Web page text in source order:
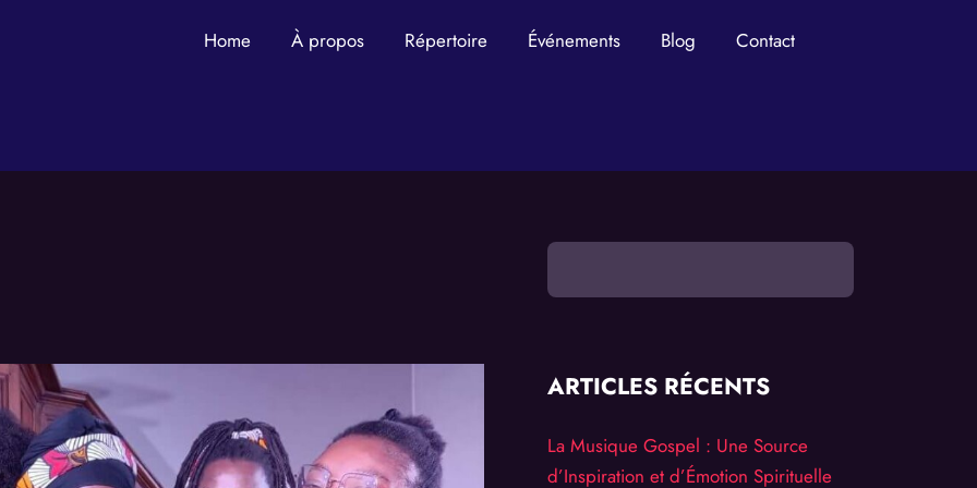
Home À propos Répertoire Événements Blog Contact
ARTICLES RÉCENTS
La Musique Gospel : Une Source
d’Inspiration et d’Émotion Spirituelle